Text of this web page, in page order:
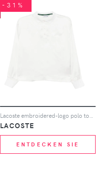
-31%
Lacoste embroidered-logo polo top - Weiß
LACOSTE
ENTDECKEN SIE